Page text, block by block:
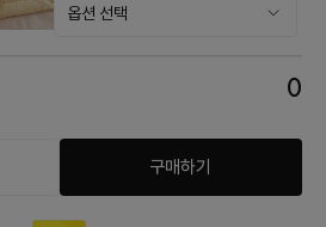
0
구매하기